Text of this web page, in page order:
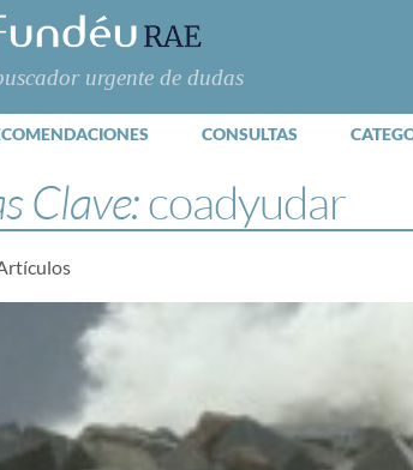
CONSULTAS
Clave:coadyudar